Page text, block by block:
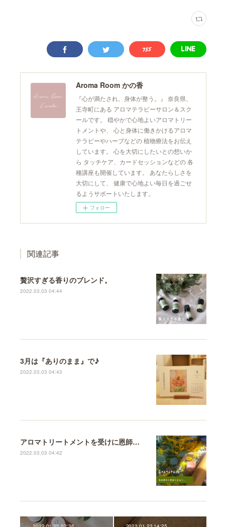
Aroma Room かの香
『心が満たされ、身体が整う。』 奈良県、
王寺町にある アロマテラピーサロン＆スク
ールです。 穏やかで心地よいアロマトリー
トメントや、 心と身体に働きかけるアロマ
テラピーやハーブなどの 植物療法をお伝え
しています。 心を大切にしたいとの想いか
ら タッチケア、カードセッションなどの 各
種講座も開催しています。 あなたらしさを
大切にして、 健康で心地よい毎日を過ごせ
るようサポートいたします。
フォロー
関連記事
贅沢すぎる香りのブレンド。
2022.03.03 04:44
3月は『ありのまま』で♪
2022.03.03 04:43
アロマトリートメントを受けに恩師のもとへ♪
2022.03.03 04:42